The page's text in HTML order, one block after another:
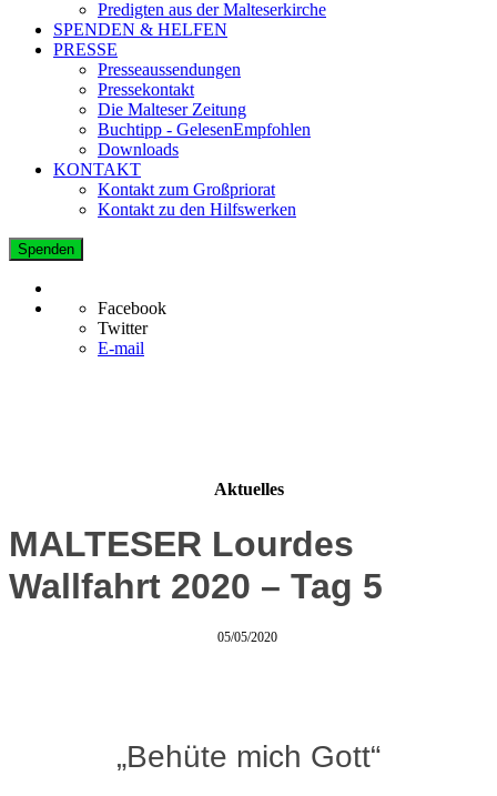
Predigten aus der Malteserkirche
SPENDEN & HELFEN
PRESSE
Presseaussendungen
Pressekontakt
Die Malteser Zeitung
Buchtipp - GelesenEmpfohlen
Downloads
KONTAKT
Kontakt zum Großpriorat
Kontakt zu den Hilfswerken
Spenden
Facebook
Twitter
E-mail
Aktuelles
MALTESER Lourdes
Wallfahrt 2020 – Tag 5
05/05/2020
„Behüte mich Gott“